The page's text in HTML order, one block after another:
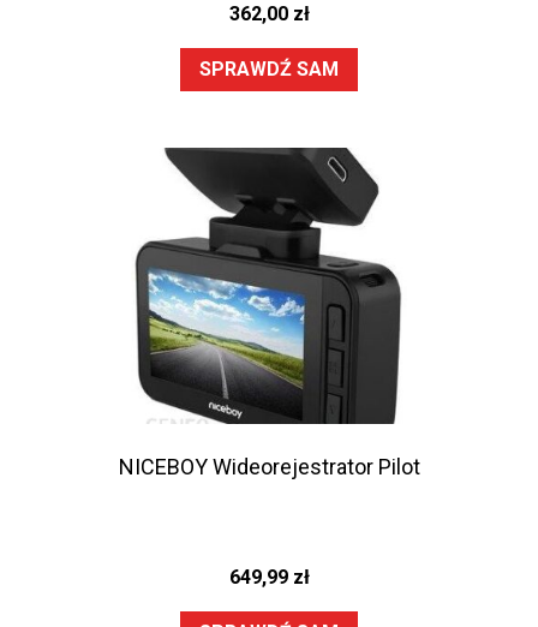
362,00 zł
SPRAWDŹ SAM
NICEBOY Wideorejestrator Pilot
649,99 zł